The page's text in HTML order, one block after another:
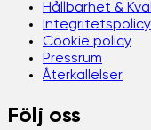
Hållbarhet &
Integritetspolicy
Cookie policy
Pressrum
Återkallelser
Följ oss